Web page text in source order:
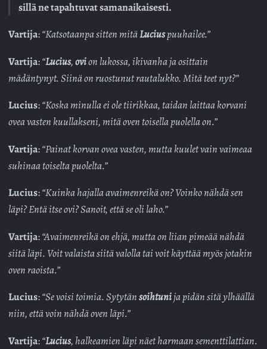
sillä ne tapahtuvat samanaikaisesti.
Vartija:“Katsotaanpa sitten mitäLuciuspuuhailee.”
Vartija:“Lucius,ovion lukossa, ikivanha ja osittain
mädäntynyt. Siinä on ruostunut rautalukko. Mitä teet nyt?”
Lucius:“Koska minulla ei ole tiirikkaa, taidan laittaa korvani
ovea vasten kuullakseni, mitä oven toisella puolella on.”
Vartija:“Painat korvan ovea vasten, mutta kuulet vain vaimeaa
suhinaa toiselta puolelta.”
Lucius:“Kuinka hajalla avaimenreikä on? Voinko nähdä sen
läpi? Entä itse ovi? Sanoit, että se oli laho.”
Vartija:“Avaimenreikä on ehjä, mutta on liian pimeää nähdä
siitä läpi. Voit valaista siitä valolla tai voit käyttää myös jotakin
oven raoista.”
Lucius:“Se voisi toimia. Sytytänsoihtunija pidän sitä ylhäällä
niin, että voin nähdä oven läpi.”
Vartija:“Lucius, halkeamien läpi näet harmaan sementtilattian.